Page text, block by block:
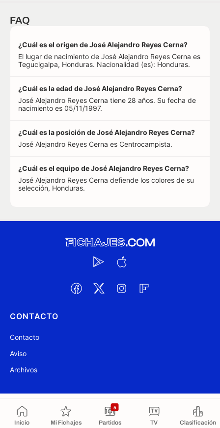
Inicio Mi Fichajes Partidos
5
TV Clasificación
FAQ
¿Cuál es el origen de José Alejandro Reyes Cerna?
El lugar de nacimiento de José Alejandro Reyes Cerna es
Tegucigalpa, Honduras. Nacionalidad (es): Honduras.
¿Cuál es la edad de José Alejandro Reyes Cerna?
José Alejandro Reyes Cerna tiene 28 años. Su fecha de
nacimiento es 05/11/1997.
¿Cuál es la posición de José Alejandro Reyes Cerna?
José Alejandro Reyes Cerna es Centrocampista.
¿Cuál es el equipo de José Alejandro Reyes Cerna?
José Alejandro Reyes Cerna defiende los colores de su
selección, Honduras.
CONTACTO
Contacto
Aviso
Archivos
Copiado al portapapeles